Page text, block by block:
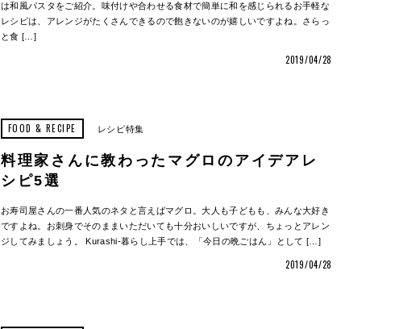
は和風パスタをご紹介。味付けや合わせる食材で簡単に和を感じられるお手軽な
レシピは、アレンジがたくさんできるので飽きないのが嬉しいですよね。さらっ
と食 […]
2019/04/28
FOOD & RECIPE レシピ特集
料理家さんに教わったマグロのアイデアレ
シピ5選
お寿司屋さんの一番人気のネタと言えばマグロ。大人も子どもも、みんな大好き
ですよね。お刺身でそのままいただいても十分おいしいですが、ちょっとアレン
ジしてみましょう。 Kurashi-暮らし上手では、「今日の晩ごはん」として […]
2019/04/28